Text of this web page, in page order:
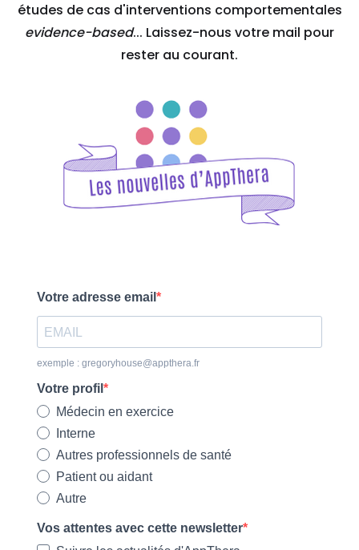
études de cas d'interventions comportementales
evidence-based... Laissez-nous votre mail pour
rester au courant.